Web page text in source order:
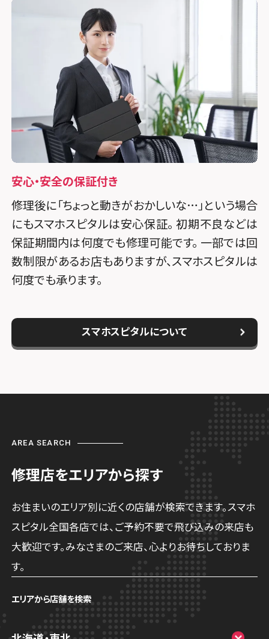
安心・安全の保証付き
修理後に「ちょっと動きがおかしいな…」という場合
にもスマホスピタルは安心保証。 初期不良などは
保証期間内は何度でも修理可能です。 一部では回
数制限があるお店もありますが、スマホスピタルは
何度でも承ります。
スマホスピタルについて
AREA SEARCH
修理店をエリアから探す
お住まいのエリア別に近くの店舗が検索できます。スマホ
スピタル全国各店では、ご予約不要で飛び込みの来店も
大歓迎です。みなさまのご来店、心よりお待ちしておりま
す。
エリアから店舗を検索